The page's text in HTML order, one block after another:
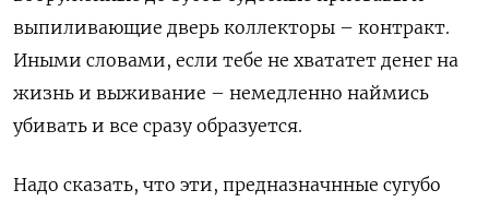
выпиливающие дверь коллекторы – контракт.
Иными словами, если тебе не хвататет денег на
жизнь и выживание – немедленно наймись
убивать и все сразу образуется.
Надо сказать, что эти, предназначнные сугубо